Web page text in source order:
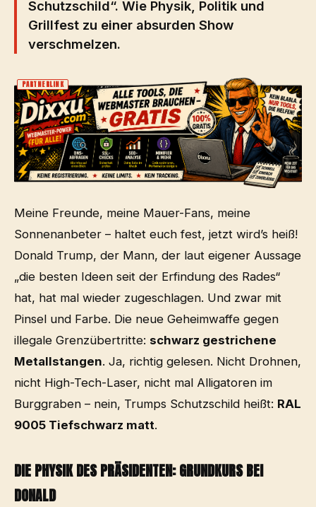
Schutzschild“. Wie Physik, Politik und
Grillfest zu einer absurden Show
verschmelzen.
PARTNERLINK
Meine Freunde, meine Mauer-Fans, meine
Sonnenanbeter – haltet euch fest, jetzt wird’s heiß!
Donald Trump, der Mann, der laut eigener Aussage
„die besten Ideen seit der Erfindung des Rades“
hat, hat mal wieder zugeschlagen. Und zwar mit
Pinsel und Farbe. Die neue Geheimwaffe gegen
illegale Grenzübertritte: schwarz gestrichene
Metallstangen. Ja, richtig gelesen. Nicht Drohnen,
nicht High-Tech-Laser, nicht mal Alligatoren im
Burggraben – nein, Trumps Schutzschild heißt: RAL
9005 Tiefschwarz matt.
DIE PHYSIK DES PRÄSIDENTEN: GRUNDKURS BEI
DONALD